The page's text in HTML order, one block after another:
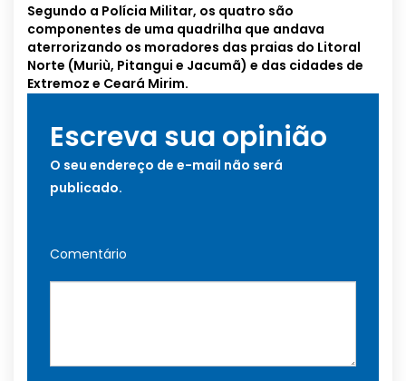
Segundo a Polícia Militar, os quatro são
componentes de uma quadrilha que andava
aterrorizando os moradores das praias do Litoral
Norte (Muriù, Pitangui e Jacumã) e das cidades de
Extremoz e Ceará Mirim.
Escreva sua opinião
O seu endereço de e-mail não será
publicado.
Comentário